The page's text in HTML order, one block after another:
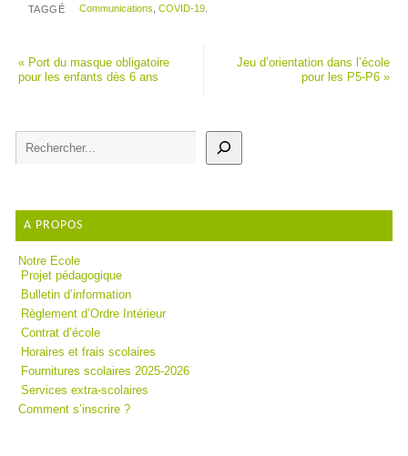
TAGGÉ Communications ,COVID-19
«Port du masque obligatoire
pour les enfants dès 6 ans
Jeu d’orientation dans l’école
pour les P5-P6»
A PROPOS
Notre Ecole
Projet pédagogique
Bulletin d’information
Règlement d’Ordre Intérieur
Contrat d’école
Horaires et frais scolaires
Fournitures scolaires 2025-2026
Services extra-scolaires
Comment s’inscrire ?